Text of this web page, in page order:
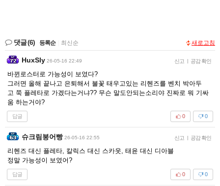
댓글(6) 등록순 최신순 새로고침
HuxSly 26-05-16 22:49 신고 | 공감 확인
바뀐로스터로 가능성이 보였다?
그러면 올해 끝나고 은퇴해서 불꽃 태우고있는 리헨즈를 벤치 박아두
고 쭉 플레타로 가겠다는거냐?? 무슨 말도안되는소리야 진짜로 뭐 기싸
움 하는거야?
답글 0
0
슈크림붕어빵 26-05-16 22:55 신고 | 공감 확인
리헨즈 대신 플레타, 칼릭스 대신 스카웃, 태윤 대신 디아블
정말 가능성이 보였어?
답글 0
0